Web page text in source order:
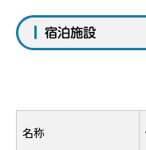
宿泊施設
名称